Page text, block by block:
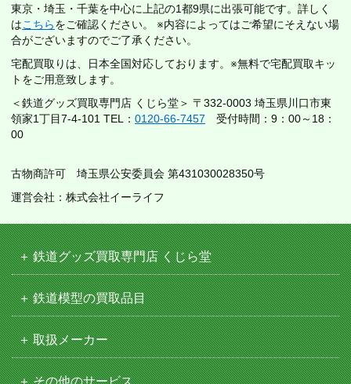
東京・埼玉・千葉を中心に上記の1都9県に出張可能です。詳しく
はこちらをご確認ください。 ※内容によってはご希望にそえない場
合がございますのでご了承ください。
宅配買取りは、日本全国対応しております。※無料で宅配買取キッ
トをご用意致します。
＜鉄道グッズ買取専門店 くじら堂＞ 〒332-0003 埼玉県川口市東
領家1丁目7-4-101 TEL： 0120-66-7457 受付時間：9：00～18：
00
古物商許可 埼玉県公安委員会 第431030028350号
運営会社：株式会社イーライフ
鉄道グッズ買取専門店 くじら堂
鉄道模型の買取品目
取扱メーカー
その他のサービス